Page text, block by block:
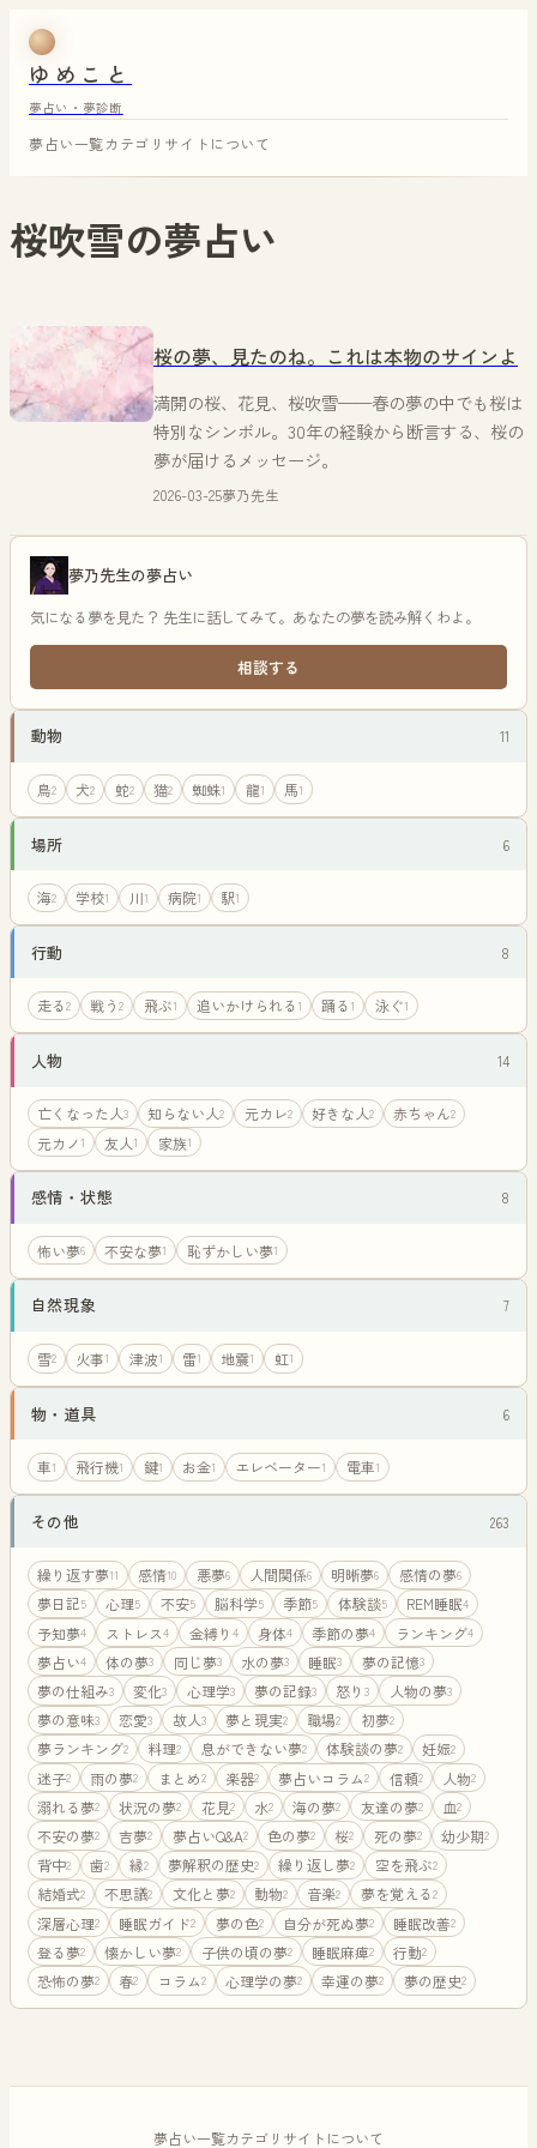
ゆめこと
夢占い・夢診断
夢占い一覧カテゴリ サイトについて
桜吹雪の夢占い
桜の夢、見たのね。これは本物のサインよ
満開の桜、花見、桜吹雪——春の夢の中でも桜は
特別なシンボル。30年の経験から断言する、桜の
夢が届けるメッセージ。
2026-03-25夢乃先生
夢乃先生の夢占い
気になる夢を見た？ 先生に話してみて。あなたの夢を読み解くわよ。
相談する
動物 11
鳥2 犬2 蛇2 猫2 蜘蛛1 龍1 馬1
場所 6
海2 学校1 川1 病院1 駅1
行動 8
走る2 戦う2 飛ぶ1 追いかけられる1 踊る1 泳ぐ1
人物 14
亡くなった人3 知らない人2 元カレ2 好きな人2 赤ちゃん2
元カノ1 友人1 家族1
感情・状態 8
怖い夢6 不安な夢1 恥ずかしい夢1
自然現象 7
雪2 火事1 津波1 雷1 地震1 虹1
物・道具 6
車1 飛行機1 鍵1 お金1 エレベーター1 電車1
その他 263
繰り返す夢11 感情10 悪夢6 人間関係6 明晰夢6 感情の夢6
夢日記5 心理5 不安5 脳科学5 季節5 体験談5 REM睡眠4
予知夢4 ストレス4 金縛り 4 身体4 季節の夢4 ランキング4
夢占い4 体の夢3 同じ夢3 水の夢3 睡眠3 夢の記憶3
夢の仕組み3 変化3 心理学3 夢の記録3 怒り3 人物の夢3
夢の意味3 恋愛3 故人3 夢と現実2 職場2 初夢2
夢ランキング2 料理2 息ができない夢2 体験談の夢2 妊娠2
迷子2 雨の夢2 まとめ2 楽器2 夢占いコラム2 信頼2 人物2
溺れる夢2 状況の夢2 花見2 水2 海の夢2 友達の夢2 血2
不安の夢2 吉夢2 夢占いQ&A2 色の夢2 桜2 死の夢2 幼少期2
背中2 歯2 縁2 夢解釈の歴史2 繰り返し夢2 空を飛ぶ2
結婚式2 不思議2 文化と夢2 動物2 音楽2 夢を覚える2
深層心理2 睡眠ガイド2 夢の色2 自分が死ぬ夢2 睡眠改善2
登る夢2 懐かしい夢2 子供の頃の夢2 睡眠麻痺2 行動2
恐怖の夢2 春2 コラム2 心理学の夢2 幸運の夢2 夢の歴史2
夢占い一覧カテゴリ サイトについて